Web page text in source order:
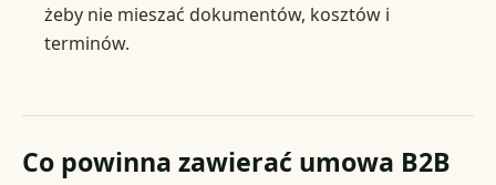
żeby nie mieszać dokumentów, kosztów i
terminów.
Co powinna zawierać umowa B2B